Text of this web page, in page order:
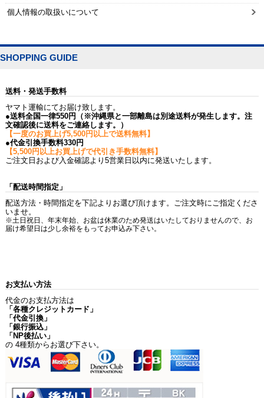
個人情報の取扱いについて
SHOPPING GUIDE
送料・発送手数料
ヤマト運輸にてお届け致します。
●送料全国一律550円（※沖縄県と一部離島は別途送料が発生します。注
文確認後に送料をご連絡します。）
【一度のお買上げ5,500円以上で送料無料】
●代金引換手数料330円
【5,500円以上お買上げで代引き手数料無料】
ご注文日および入金確認より5営業日以内に発送いたします。
「配送時間指定」
配送方法・時間指定を下記よりお選び頂けます。ご注文時にご指定くださ
いませ。
※土日祝日、年末年始、お盆は休業のため発送はいたしておりませんので、お
届け希望日は少し余裕をもってお申込み下さい。
お支払い方法
代金のお支払方法は
「各種クレジットカード」
「代金引換」
「銀行振込」
「NP後払い」
の 4種類からお選び下さい。